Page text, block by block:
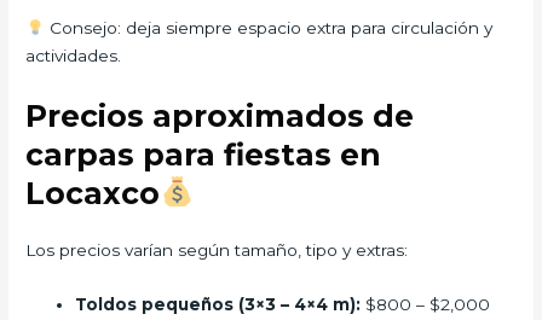
Consejo: deja siempre espacio extra para circulación y
actividades.
Precios aproximados de
carpas para fiestas en
Locaxco
Los precios varían según tamaño, tipo y extras:
Toldos pequeños (3×3 – 4×4 m): $800 – $2,000